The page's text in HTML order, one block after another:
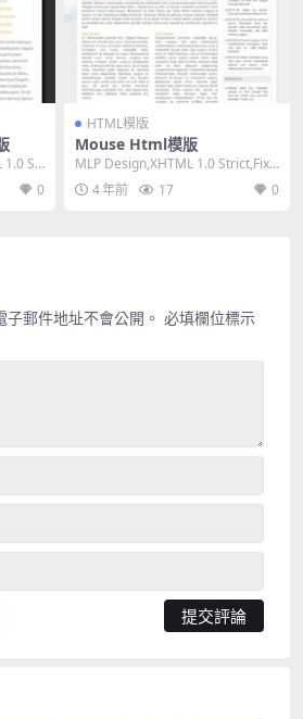
1.0 Str
0
HTML模版
Mouse Html模版
MLP Design,XHTML 1.0 Strict,Fixe
d Width,...
4 年前 17 0
郵件地址不會公開。 必填欄位標示